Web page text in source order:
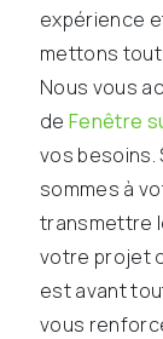
expérience
mettons
Nous vous
de Fenêtre
vos besoins.
sommes à
transmettre
votre projet
est avant
vous